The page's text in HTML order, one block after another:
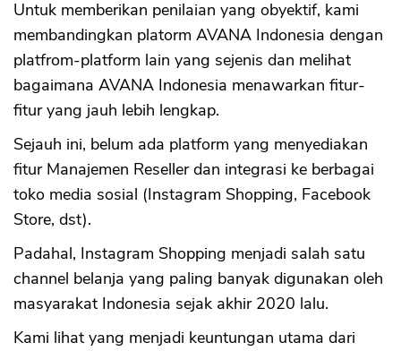
Untuk memberikan penilaian yang obyektif, kami
membandingkan platorm AVANA Indonesia dengan
platfrom-platform lain yang sejenis dan melihat
bagaimana AVANA Indonesia menawarkan fitur-
fitur yang jauh lebih lengkap.
Sejauh ini, belum ada platform yang menyediakan
fitur Manajemen Reseller dan integrasi ke berbagai
toko media sosial (Instagram Shopping, Facebook
Store, dst).
Padahal, Instagram Shopping menjadi salah satu
channel belanja yang paling banyak digunakan oleh
masyarakat Indonesia sejak akhir 2020 lalu.
Kami lihat yang menjadi keuntungan utama dari
OK
CANCEL